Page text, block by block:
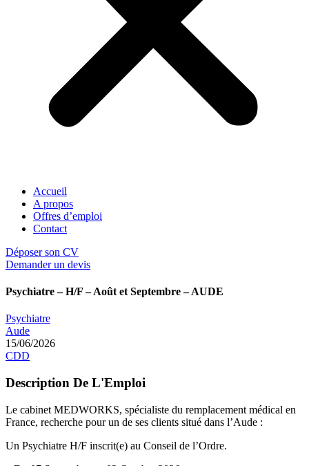
Accueil
A propos
Offres d’emploi
Contact
Déposer son CV
Demander un devis
Psychiatre – H/F – Août et Septembre – AUDE
Psychiatre
Aude
15/06/2026
CDD
Description De L'Emploi
Le cabinet MEDWORKS, spécialiste du remplacement médical en
France, recherche pour un de ses clients situé dans l’Aude :
Un Psychiatre H/F inscrit(e) au Conseil de l’Ordre.